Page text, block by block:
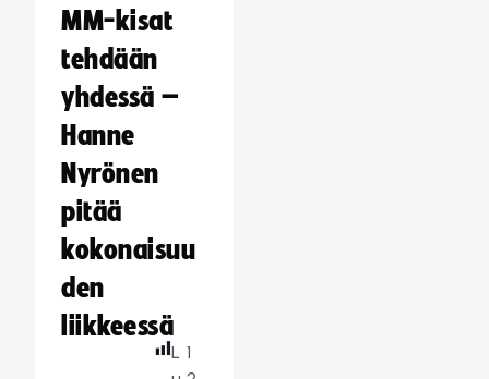
MM-kisat
tehdään
yhdessä –
Hanne
Nyrönen
pitää
kokonaisuu
den
liikkeessä
L 1